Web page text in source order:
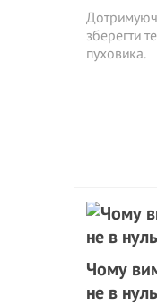
зберегти
пуховика.
Чому
не в